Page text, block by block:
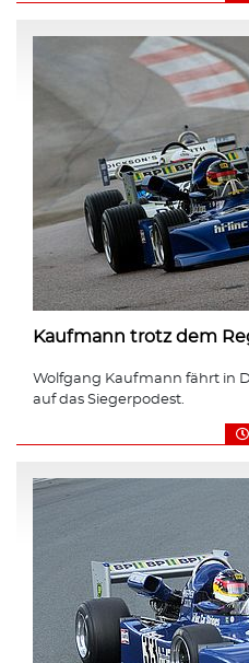
Kaufmann trotz dem
Wolfgang Kaufmann fährt in
auf das Siegerpodest.